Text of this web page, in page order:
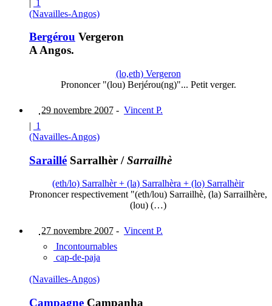
| 1
(Navailles-Angos)
Bergérou Vergeron
A Angos.
(lo,eth) Vergeron
Prononcer "(lou) Berjérou(ng)"... Petit verger.
29 novembre 2007 - Vincent P.
| 1
(Navailles-Angos)
Saraillé Sarralhèr /Sarrailhè
(eth/lo) Sarralhèr + (la) Sarralhèra + (lo) Sarralhèir
Prononcer respectivement "(eth/lou) Sarrailhè, (la) Sarrailhère,
(lou) (…)
27 novembre 2007 - Vincent P.
Incontournables
cap-de-paja
(Navailles-Angos)
Campagne Campanha